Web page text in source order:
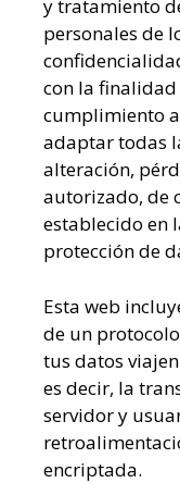
y tratamiento
personales de
con la
cumplimiento
adaptar todas
alteración,
autorizado, de
establecido en
protección de
Esta web
de un
tus datos
es decir, la
servidor y
encriptada.